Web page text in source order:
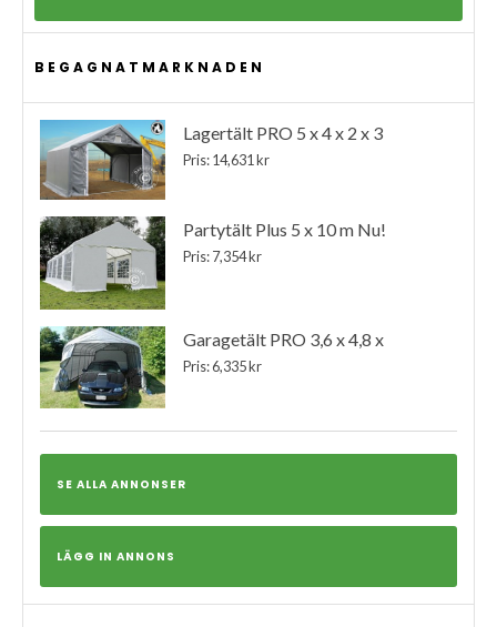
BEGAGNATMARKNADEN
Lagertält PRO 5 x 4 x 2 x 3
Pris: 14,631 kr
Partytält Plus 5 x 10 m Nu!
Pris: 7,354 kr
Garagetält PRO 3,6 x 4,8 x
Pris: 6,335 kr
SE ALLA ANNONSER
LÄGG IN ANNONS